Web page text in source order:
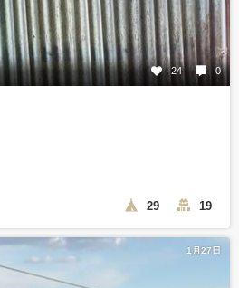
24 0
29 19
1月27日